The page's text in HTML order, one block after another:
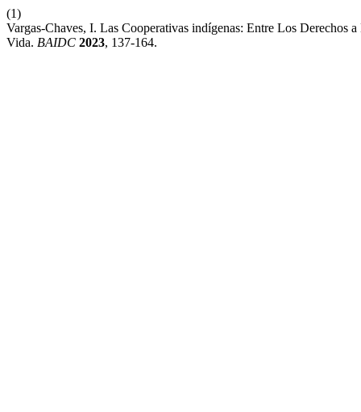
(1)
Vargas-Chaves, I. Las Cooperativas indígenas: Entre Los
Vida. BAIDC 2023, 137-164.